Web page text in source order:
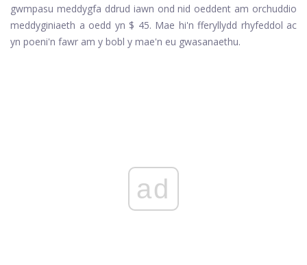
gwmpasu meddygfa ddrud iawn ond nid oeddent am orchuddio
meddyginiaeth a oedd yn $ 45. Mae hi'n fferyllydd rhyfeddol ac
yn poeni'n fawr am y bobl y mae'n eu gwasanaethu.
ad